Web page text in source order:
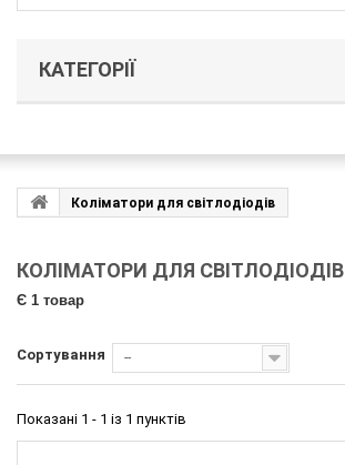
КАТЕГОРІЇ
Коліматори для світлодіодів
КОЛІМАТОРИ ДЛЯ СВІТЛОДІОДІВ
Є 1 товар
Сортування --
Показані 1 - 1 із 1 пунктів